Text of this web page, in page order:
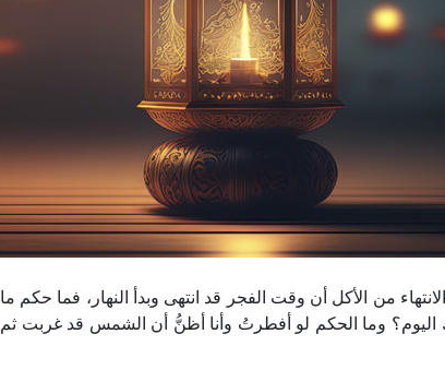
من الأكل أن وقت الفجر قد انتهى وبدأ النهار، فما حكم ما
وما الحكم لو أفطرتُ وأنا أظنُّ أن الشمس قد غربت ثم